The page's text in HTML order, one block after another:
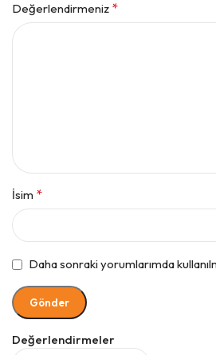
Değerlendirmeler
Değerlendirmeniz *
İsim *
Daha sonraki yorumlarımda